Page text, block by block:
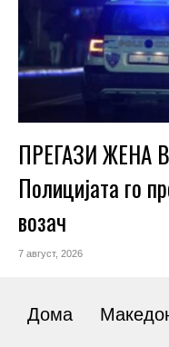
ПРЕГАЗИ ЖЕНА
Полицијата го
возач
7 август, 2026
Дома